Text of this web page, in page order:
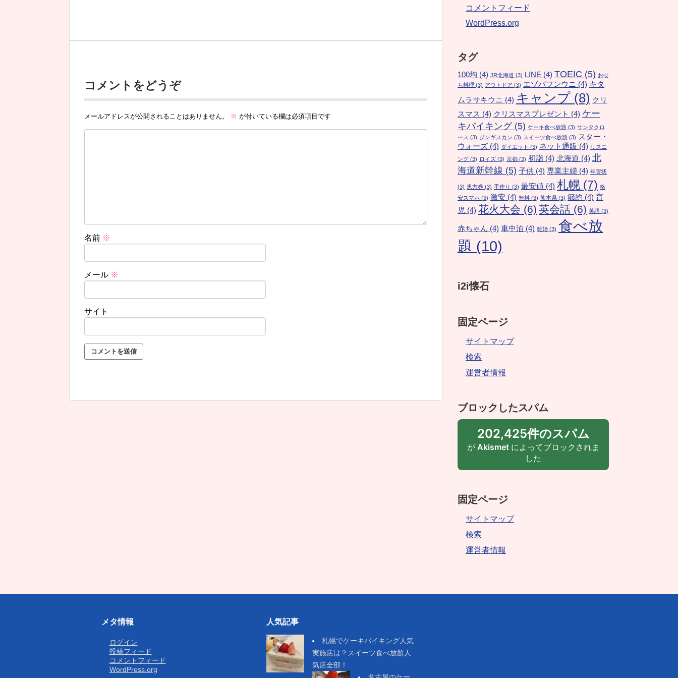
コメントをどうぞ
メールアドレスが公開されることはありません。 ※ が付いている欄は必須項目です
名前 ※
メール ※
サイト
コメントフィード
WordPress.org
タグ
100均 (4) JR北海道 (3) LINE (4) TOEIC (5) おせ
ち料理 (3) アウトドア (3) エゾバフンウニ (4) キタ
ムラサキウニ (4) キャンプ (8) クリ
スマス (4) クリスマスプレゼント (4) ケー
キバイキング(5) ケーキ食べ放題 (3) サンタクロ
ース (3) ジンギスカン (3) スイーツ食べ放題 (3) スター・
ウォーズ (4) ダイエット (3) ネット通販 (4) リスニ
ング (3) ロイズ (3) 京都 (3) 初詣 (4) 北海道 (4) 北
海道新幹線 (5) 子供 (4) 専業主婦 (4) 年賀状
(3) 恵方巻 (3) 手作り (3) 最安値 (4) 札幌 (7) 格
安スマホ (3) 激安 (4) 無料 (3) 熊本県 (3) 節約 (4) 育
児 (4) 花火大会 (6) 英会話 (6) 英語 (3)
赤ちゃん (4) 車中泊 (4) 離婚 (3) 食べ放
題 (10)
i2i懐石
固定ページ
サイトマップ
検索
運営者情報
ブロックしたスパム
202,425件のスパム
が Akismetによってブロックされま
した
固定ページ
サイトマップ
検索
運営者情報
メタ情報
ログイン
投稿フィード
コメントフィード
WordPress.org
人気記事
札幌でケーキバイキング人気
実施店は？スイーツ食べ放題人
気店全部！